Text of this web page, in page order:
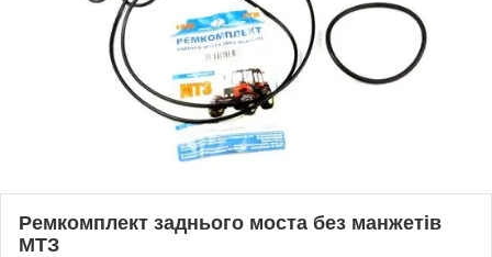
Ремкомплект заднього моста без манжетів
МТЗ